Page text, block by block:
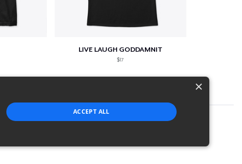
LIVE LAUGH GODDAMNIT
$17
×
ACCEPT ALL